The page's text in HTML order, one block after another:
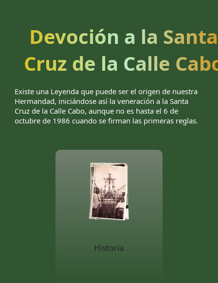
Devoción a la Santa
Cruz de la Calle
Existe una Leyenda que puede ser el origen de nuestra
Hermandad, iniciándose así la veneración a la Santa
Cruz de la Calle Cabo, aunque no es hasta el 6 de
octubre de 1986 cuando se firman las primeras reglas.
Historia